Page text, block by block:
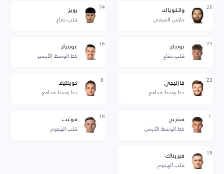
25 واتكوياك
حارس المرمى
74 رويز
قلب دفاع
71 بوتيكر
قلب دفاع
16 غورترلر
خط الوسط الأيسر
23 فازليجي
خط وسط مدافع
8 كوينتيلا
خط وسط مدافع
7 فيتزيج
خط الوسط الأيمن
18 فوغت
قلب الهجوم
19 فيريناك
قلب الهجوم